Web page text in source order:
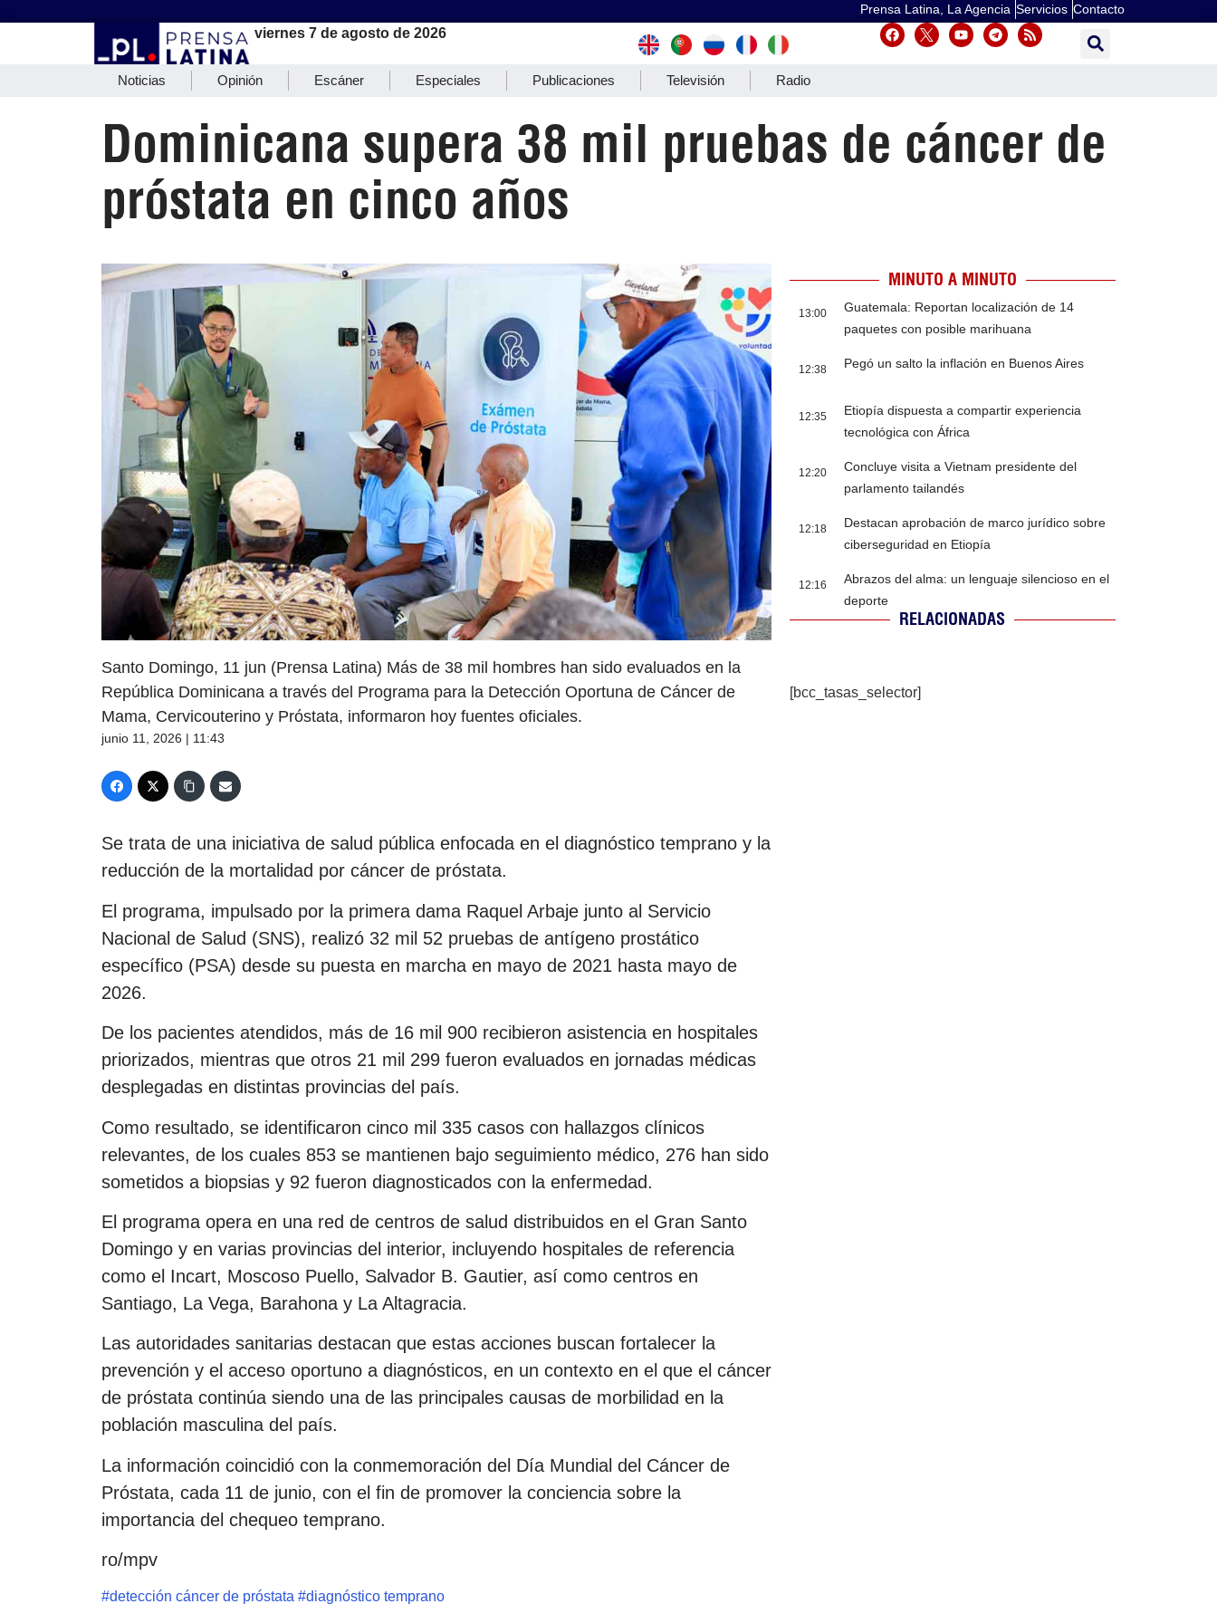
Prensa Latina, La Agencia Servicios Contacto
viernes 7 de agosto de 2026
Noticias Opinión Escáner Especiales Publicaciones Televisión Radio
Dominicana supera 38 mil pruebas de cáncer de
próstata en cinco años
Santo Domingo, 11 jun (Prensa Latina) Más de 38 mil hombres han sido evaluados en la
República Dominicana a través del Programa para la Detección Oportuna de Cáncer de
Mama, Cervicouterino y Próstata, informaron hoy fuentes oficiales.
junio 11, 2026 | 11:43
Se trata de una iniciativa de salud pública enfocada en el diagnóstico temprano y la
reducción de la mortalidad por cáncer de próstata.
El programa, impulsado por la primera dama Raquel Arbaje junto al Servicio
Nacional de Salud (SNS), realizó 32 mil 52 pruebas de antígeno prostático
específico (PSA) desde su puesta en marcha en mayo de 2021 hasta mayo de
2026.
De los pacientes atendidos, más de 16 mil 900 recibieron asistencia en hospitales
priorizados, mientras que otros 21 mil 299 fueron evaluados en jornadas médicas
desplegadas en distintas provincias del país.
Como resultado, se identificaron cinco mil 335 casos con hallazgos clínicos
relevantes, de los cuales 853 se mantienen bajo seguimiento médico, 276 han sido
sometidos a biopsias y 92 fueron diagnosticados con la enfermedad.
El programa opera en una red de centros de salud distribuidos en el Gran Santo
Domingo y en varias provincias del interior, incluyendo hospitales de referencia
como el Incart, Moscoso Puello, Salvador B. Gautier, así como centros en
Santiago, La Vega, Barahona y La Altagracia.
Las autoridades sanitarias destacan que estas acciones buscan fortalecer la
prevención y el acceso oportuno a diagnósticos, en un contexto en el que el cáncer
de próstata continúa siendo una de las principales causas de morbilidad en la
población masculina del país.
La información coincidió con la conmemoración del Día Mundial del Cáncer de
Próstata, cada 11 de junio, con el fin de promover la conciencia sobre la
importancia del chequeo temprano.
ro/mpv
#detección cáncer de próstata #diagnóstico temprano
MINUTO A MINUTO
13:00
Guatemala: Reportan localización de 14
paquetes con posible marihuana
12:38 Pegó un salto la inflación en Buenos Aires
12:35
Etiopía dispuesta a compartir experiencia
tecnológica con África
12:20
Concluye visita a Vietnam presidente del
parlamento tailandés
12:18
Destacan aprobación de marco jurídico sobre
ciberseguridad en Etiopía
12:16
Abrazos del alma: un lenguaje silencioso en el
deporte
RELACIONADAS
[bcc_tasas_selector]